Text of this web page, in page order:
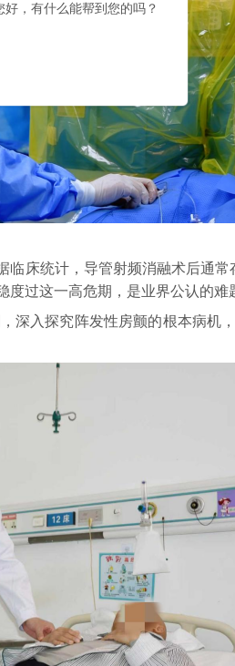
临床统计，导管射频消融术后通常
过这一高危期，是业界公认的难
，深入探究阵发性房颤的根本病机